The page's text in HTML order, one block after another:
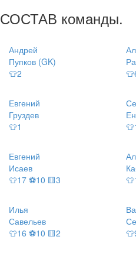
СОСТАВ команды.
Андрей
Пупков (GK)
👕2
Евгений
Груздев
👕1
Евгений
Исаев
👕17 ⚽10 🟨3
Илья
Савельев
👕16 ⚽10 🟨2